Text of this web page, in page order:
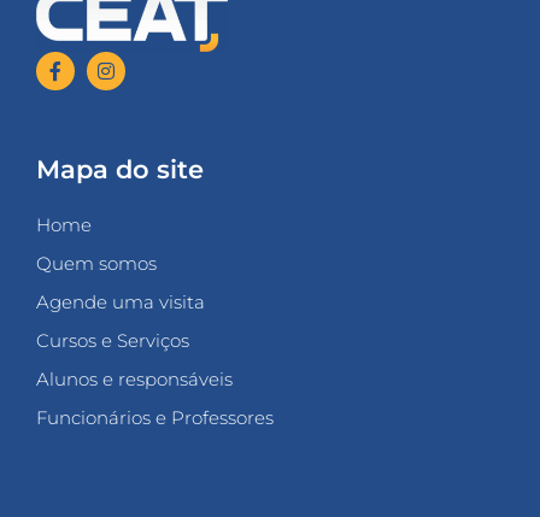
Mapa do site
Home
Quem somos
Agende uma visita
Cursos e Serviços
Alunos e responsáveis
Funcionários e Professores